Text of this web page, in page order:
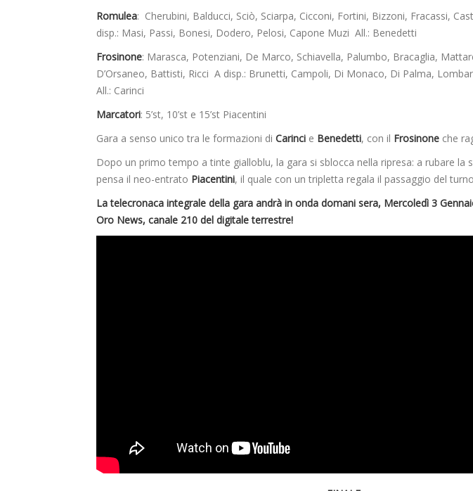
Romulea: Cherubini, Balducci, Sciò, Sciarpa, Cicconi, Fortini, Bizzoni, Fracassi,
disp.: Masi, Passi, Bonesi, Dodero, Pelosi, Capone Muzi All.: Benedetti
Frosinone: Marasca, Potenziani, De Marco, Schiavella, Palumbo, Bracaglia,
D’Orsaneo, Battisti, Ricci A disp.: Brunetti, Campoli, Di Monaco, Di Palma,
All.: Carinci
Marcatori: 5’st, 10’st e 15’st Piacentini
Gara a senso unico tra le formazioni di Carinci e Benedetti, con il Frosinone che
Dopo un primo tempo a tinte gialloblu, la gara si sblocca nella ripresa: a rubare la
pensa il neo-entrato Piacentini, il quale con un tripletta regala il passaggio del
La telecronaca integrale della gara andrà in onda domani sera, Mercoledì 3
Oro News, canale 210 del digitale terrestre!